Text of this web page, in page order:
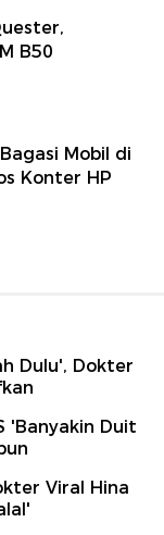
B50
Mobil di
Konter HP
Dulu', Dokter
'Banyakin Duit
Viral Hina